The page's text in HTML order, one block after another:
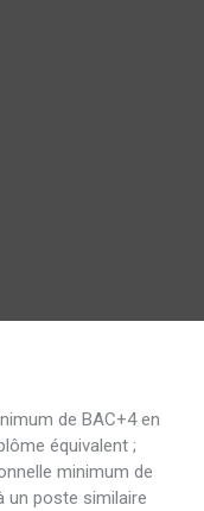
de BAC+4 en
équivalent ;
minimum de
un poste similaire